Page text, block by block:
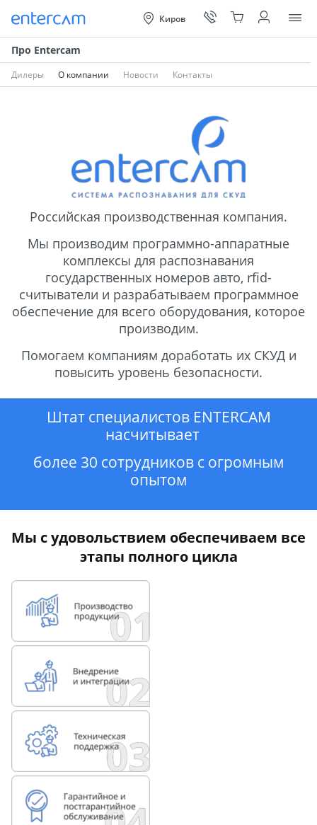
Киров
Про Entercam
Дилеры О компании Новости Контакты
Российская производственная компания.
Мы производим программно-аппаратные
комплексы для распознавания
государственных номеров авто, rfid-
считыватели и разрабатываем программное
обеспечение для всего оборудования, которое
производим.
Помогаем компаниям доработать их СКУД и
повысить уровень безопасности.
Штат специалистов ENTERCAM
насчитывает
более 30 сотрудников с огромным
опытом
Мы с удовольствием обеспечиваем все
этапы полного цикла